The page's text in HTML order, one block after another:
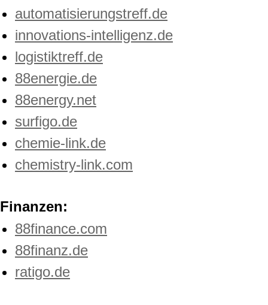
automatisierungstreff.de
innovations-intelligenz.de
logistiktreff.de
88energie.de
88energy.net
surfigo.de
chemie-link.de
chemistry-link.com
Finanzen:
88finance.com
88finanz.de
ratigo.de